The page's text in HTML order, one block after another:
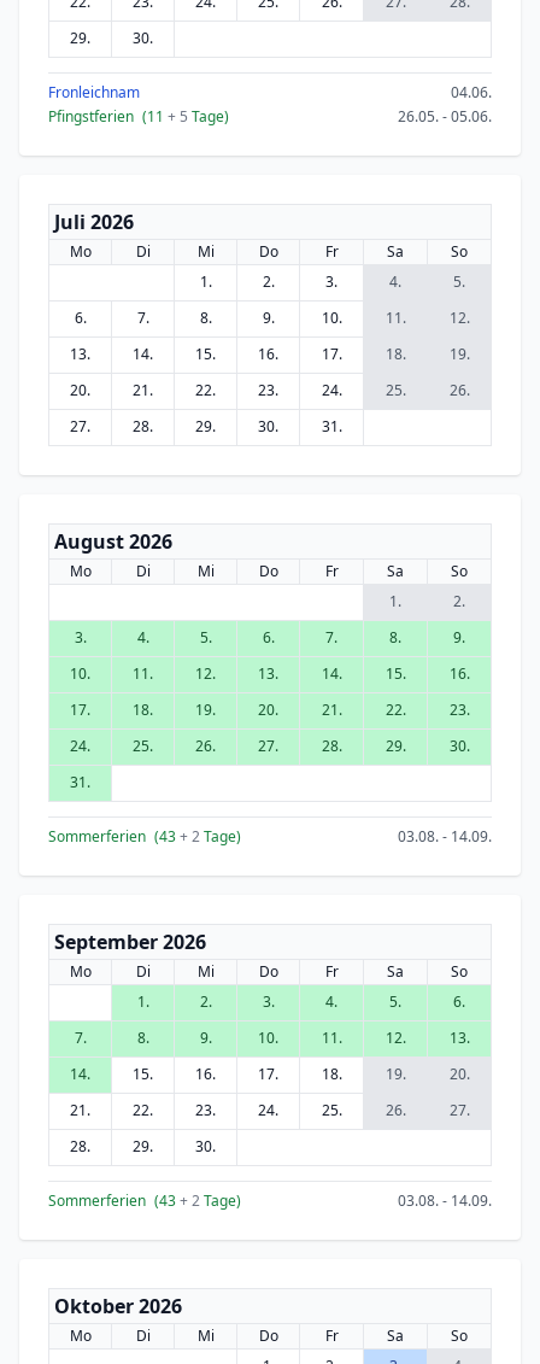
29.
30.
Fronleichnam
04.06.
Pfingstferien (11 + 5 Tage) 26.05. - 05.06.
Juli 2026
Mo Di Mi Do Fr Sa
So
1.
2. 3. 4.
5.
6.
7. 8. 9. 10. 11.
12.
13.
14. 15. 16. 17. 18.
19.
20.
21. 22. 23. 24. 25.
26.
27.
28. 29. 30. 31.
August 2026
Mo Di Mi Do Fr Sa
So
1.
2.
3.
4. 5. 6. 7. 8.
9.
10.
11. 12. 13. 14. 15.
16.
17.
18. 19. 20. 21. 22.
23.
24.
25. 26. 27. 28. 29.
30.
31.
Sommerferien (43+ 2Tage) 03.08. - 14.09.
September 2026
Mo Di Mi Do Fr Sa
So
1.
2. 3. 4. 5.
6.
7.
8. 9. 10. 11. 12.
13.
14.
15. 16. 17. 18. 19.
20.
21.
22. 23. 24. 25. 26.
27.
28.
29. 30.
Sommerferien (43+ 2Tage) 03.08. - 14.09.
Oktober 2026
Mo Di Mi Do Fr Sa
So